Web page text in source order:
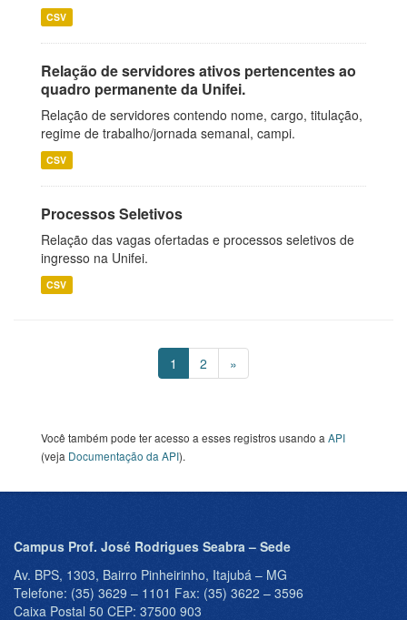
CSV
Relação de servidores ativos pertencentes ao
quadro permanente da Unifei.
Relação de servidores contendo nome, cargo, titulação,
regime de trabalho/jornada semanal, campi.
CSV
Processos Seletivos
Relação das vagas ofertadas e processos seletivos de
ingresso na Unifei.
CSV
1 2 »
Você também pode ter acesso a esses registros usando a API
(veja Documentação da API).
Campus Prof. José Rodrigues Seabra – Sede
Av. BPS, 1303, Bairro Pinheirinho, Itajubá – MG
Telefone: (35) 3629 – 1101 Fax: (35) 3622 – 3596
Caixa Postal 50 CEP: 37500 903